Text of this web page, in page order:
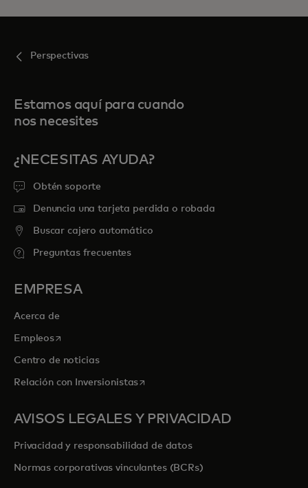
Perspectivas
Estamos aquí para cuando
nos necesites
¿NECESITAS AYUDA?
Obtén soporte
Denuncia una tarjeta perdida o robada
Buscar cajero automático
Preguntas frecuentes
EMPRESA
Acerca de
Empleosse abre en una pestaña nueva
Centro de noticias
Relación con Inversionistasse abre en una pestaña nueva
AVISOS LEGALES Y PRIVACIDAD
Privacidad y responsabilidad de datos
Normas corporativas vinculantes (BCRs)